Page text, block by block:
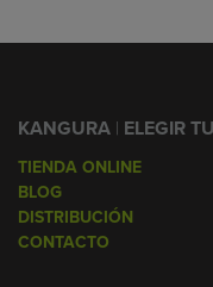
KANGURA | ELEGIR
TIENDA ONLINE
BLOG
DISTRIBUCIÓN
CONTACTO